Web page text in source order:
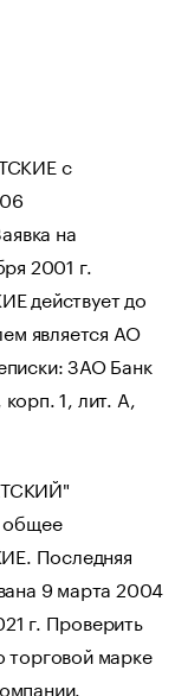
с
на
2001 г.
действует до
является АО
ЗАО Банк
1, лит. А,
общее
Последняя
9 марта 2004
г. Проверить
марке